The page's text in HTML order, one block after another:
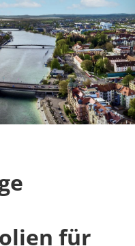
für